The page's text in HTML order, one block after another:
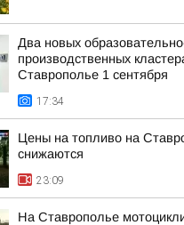
Два новых
производственных
Ставрополье 1 сентября
17:34
Цены на топливо на
снижаются
23:09
На Ставрополье